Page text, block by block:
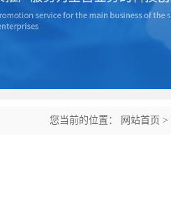
您当前的位置： 网站首页 >